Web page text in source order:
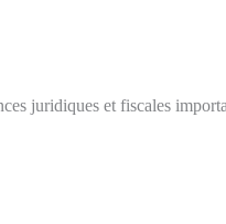
juridiques et fiscales